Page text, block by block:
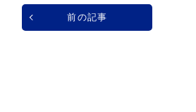
前の記事